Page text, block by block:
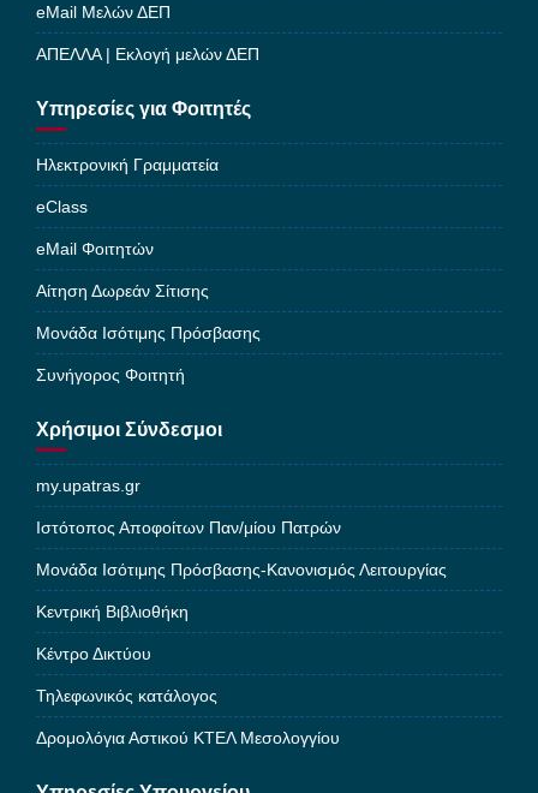
eMail Μελών ΔΕΠ
ΑΠΕΛΛΑ | Εκλογή μελών ΔΕΠ
Υπηρεσίες για Φοιτητές
Ηλεκτρονική Γραμματεία
eClass
eMail Φοιτητών
Αίτηση Δωρεάν Σίτισης
Μονάδα Ισότιμης Πρόσβασης
Συνήγορος Φοιτητή
Χρήσιμοι Σύνδεσμοι
my.upatras.gr
Ιστότοπος Αποφοίτων Παν/μίου Πατρών
Μονάδα Ισότιμης Πρόσβασης-Κανονισμός Λειτουργίας
Κεντρική Βιβλιοθήκη
Κέντρο Δικτύου
Τηλεφωνικός κατάλογος
Δρομολόγια Αστικού ΚΤΕΛ Μεσολογγίου